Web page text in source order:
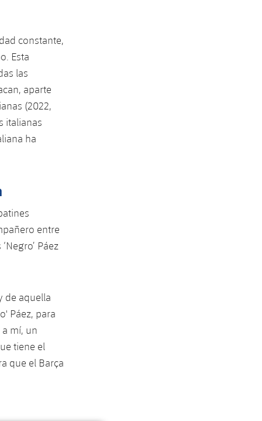
constante,
Esta
las
aparte
(2022,
italianas
ha
entre
Páez
de aquella
Páez, para
mí, un
tiene el
que el Barça